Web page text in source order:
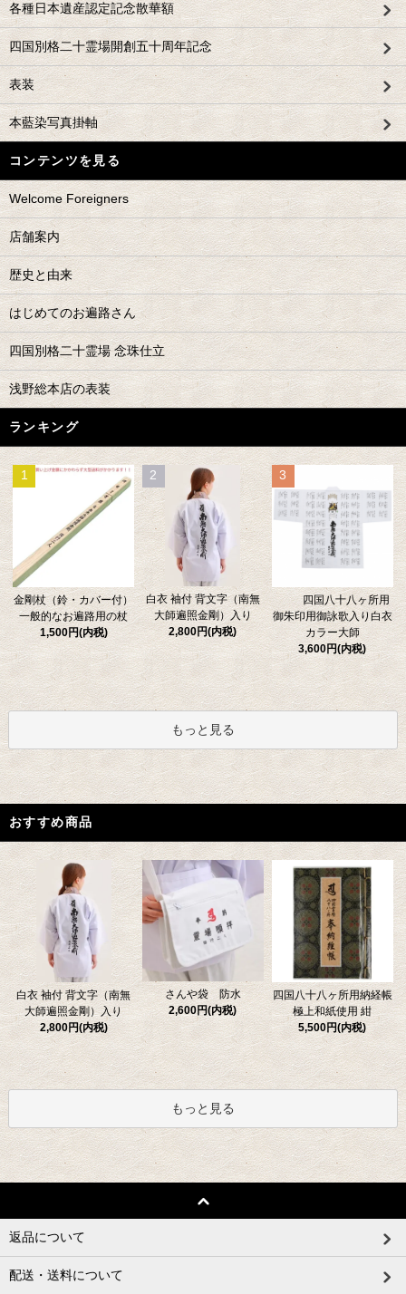
各種日本遺産認定記念散華額
四国別格二十霊場開創五十周年記念
表装
本藍染写真掛軸
コンテンツを見る
Welcome Foreigners
店舗案内
歴史と由来
はじめてのお遍路さん
四国別格二十霊場 念珠仕立
浅野総本店の表装
ランキング
1
金剛杖（鈴・カバー付）
一般的なお遍路用の杖
1,500円(内税)
2
白衣 袖付 背文字（南無
大師遍照金剛）入り
2,800円(内税)
3
四国八十八ヶ所用
御朱印用御詠歌入り白衣
カラー大師
3,600円(内税)
もっと見る
おすすめ商品
白衣 袖付 背文字（南無
大師遍照金剛）入り
2,800円(内税)
さんや袋 防水
2,600円(内税)
四国八十八ヶ所用納経帳
極上和紙使用 紺
5,500円(内税)
もっと見る
返品について
配送・送料について